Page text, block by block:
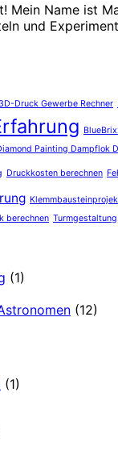
Mein Name ist
und
3D-Druck Gewerbe Rechner
Painting Dampflok
Druckkosten berechnen
berechnen Turmgestaltung
(1)
(12)
(1)